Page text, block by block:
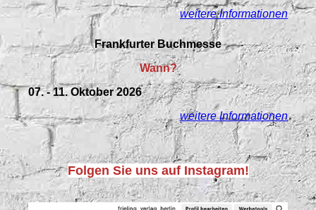
weitere Informationen
Frankfurter Buchmesse
Wann?
07. - 11. Oktober 2026
weitere Informationen
Folgen Sie uns auf Instagram!